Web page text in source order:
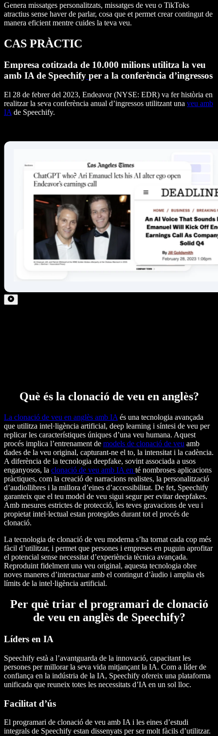
Genera missatges personalitzats, missatges de veu o TikToks
atractius sense haver de parlar, cosa que et permet crear contingut de
manera eficient mentre cuides la teva veu.
CAS PRÀCTIC
Empresa cotitzada de 10.000 milions utilitza la veu
amb IA de Speechify per a la conferència d’ingressos
El 28 de febrer del 2023, Endeavor (NYSE: EDR) va fer història en
realitzar la seva conferència anual d’ingressos utilitzant una veu amb
IA de Speechify.
Què és la clonació de veu en anglès?
La clonació de veu en anglès amb IA és una tecnologia avançada
que utilitza intel·ligència artificial, deep learning i síntesi de veu per
replicar les característiques úniques d’una veu humana. Aquest
procés implica l’entrenament de models de clonació de veu amb
dades de la veu original, capturant-ne el to, la intensitat i la cadència.
A diferència de la tecnologia deepfake, sovint associada a usos
enganyosos, la clonació de veu amb IA en té nombroses aplicacions
pràctiques, com la creació de narracions realistes, la personalització
d’audiollibres i la millora d’eines d’accessibilitat. De fet, Speechify
garanteix que el teu model de veu sigui segur per evitar deepfakes.
Amb mesures estrictes de protecció, les teves gravacions de veu i
propietat intel·lectual estan protegides durant tot el procés de
clonació.
La tecnologia de clonació de veu moderna s’ha tornat cada cop més
fàcil d’utilitzar, i permet que persones i empreses en puguin aprofitar
el potencial sense necessitat d’experiència tècnica avançada.
Reproduint fidelment una veu original, aquesta tecnologia obre
noves maneres d’interactuar amb el contingut d’àudio i amplia els
límits de la intel·ligència artificial.
Per què triar el programari de clonació
de veu en anglès de Speechify?
Líders en IA
Speechify està a l’avantguarda de la innovació, capacitant les
persones per millorar la seva vida mitjançant la IA. Com a líder de
confiança en la indústria de la IA, Speechify ofereix una plataforma
unificada que reuneix totes les necessitats d’IA en un sol lloc.
Facilitat d’ús
El programari de clonació de veu amb IA i les eines d’estudi
integrals de Speechify estan dissenyats per ser molt fàcils d’utilitzar.